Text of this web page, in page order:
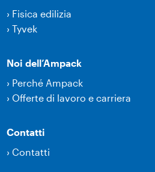
› Fisica edilizia
›Tyvek
Noi dell’Ampack
› Perché Ampack
› Offerte di lavoro e carriera
Contatti
›Contatti